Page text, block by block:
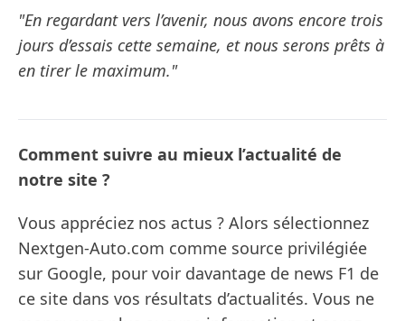
"En regardant vers l’avenir, nous avons encore trois
jours d’essais cette semaine, et nous serons prêts à
en tirer le maximum."
Comment suivre au mieux l’actualité de
notre site ?
Vous appréciez nos actus ? Alors sélectionnez
Nextgen-Auto.com comme source privilégiée
sur Google, pour voir davantage de news F1 de
ce site dans vos résultats d’actualités. Vous ne